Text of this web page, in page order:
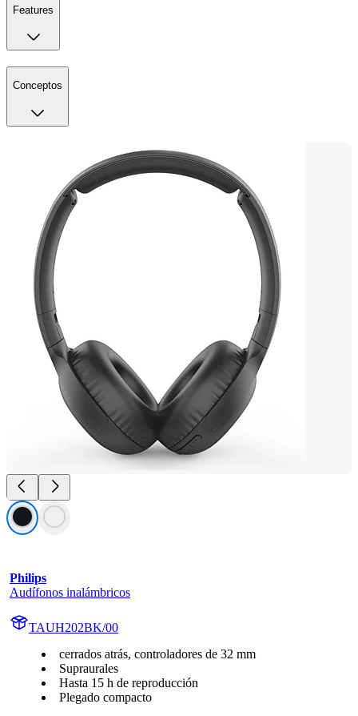
Features
Conceptos
Philips
Audífonos inalámbricos
TAUH202BK/00
cerrados atrás, controladores de 32 mm
Supraurales
Hasta 15 h de reproducción
Plegado compacto